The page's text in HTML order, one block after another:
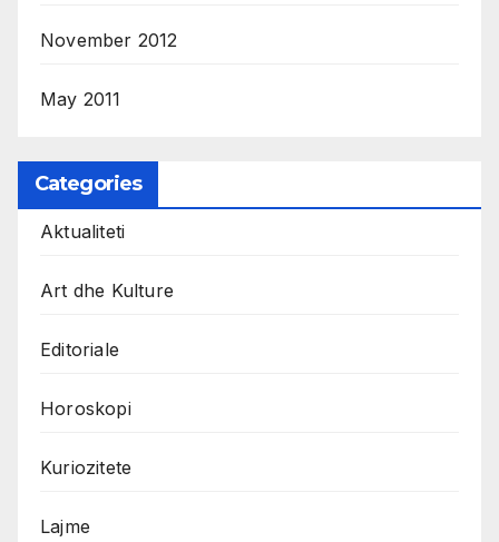
November 2012
May 2011
Categories
Aktualiteti
Art dhe Kulture
Editoriale
Horoskopi
Kuriozitete
Lajme